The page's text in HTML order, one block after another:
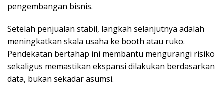
pengembangan bisnis.
Setelah penjualan stabil, langkah selanjutnya adalah
meningkatkan skala usaha ke booth atau ruko.
Pendekatan bertahap ini membantu mengurangi risiko
sekaligus memastikan ekspansi dilakukan berdasarkan
data, bukan sekadar asumsi.